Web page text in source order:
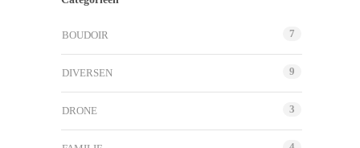
BOUDOIR 7
DIVERSEN 9
DRONE 3